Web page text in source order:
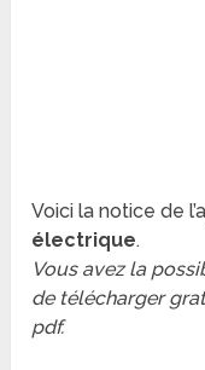
Voici la notice de
électrique.
Vous avez la
de télécharger
pdf.